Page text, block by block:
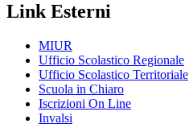
Link Esterni
MIUR
Ufficio Scolastico Regionale
Ufficio Scolastico Territoriale
Scuola in Chiaro
Iscrizioni On Line
Invalsi